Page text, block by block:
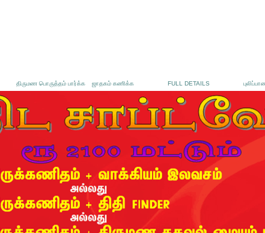
திருமண பொருத்தம் பார்க்க ஜாதகம் கணிக்க FULL DETAILS